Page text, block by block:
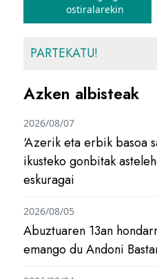
ostiralarekin
PARTEKATU!
Azken albisteak
‘Azerik eta erbik basoa
ikusteko gonbitak
eskuragai
2026/08/07
Abuztuaren 13an
emango du Andoni
2026/08/05